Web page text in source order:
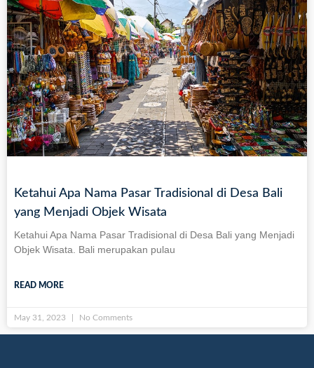
Ketahui Apa Nama Pasar Tradisional di Desa Bali
yang Menjadi Objek Wisata
Ketahui Apa Nama Pasar Tradisional di Desa Bali yang Menjadi
Objek Wisata. Bali merupakan pulau
READ MORE
May 31, 2023 No Comments